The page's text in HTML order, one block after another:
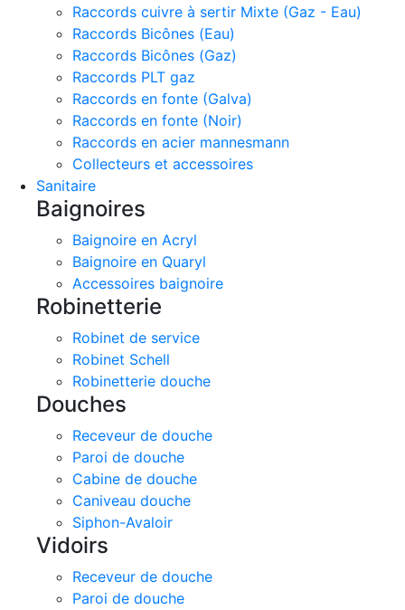
Raccords cuivre à sertir Mixte (Gaz - Eau)
Raccords Bicônes (Eau)
Raccords Bicônes (Gaz)
Raccords PLT gaz
Raccords en fonte (Galva)
Raccords en fonte (Noir)
Raccords en acier mannesmann
Collecteurs et accessoires
Sanitaire
Baignoires
Baignoire en Acryl
Baignoire en Quaryl
Accessoires baignoire
Robinetterie
Robinet de service
Robinet Schell
Robinetterie douche
Douches
Receveur de douche
Paroi de douche
Cabine de douche
Caniveau douche
Siphon-Avaloir
Vidoirs
Receveur de douche
Paroi de douche